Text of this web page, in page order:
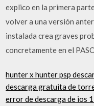
explico en la primera
volver a una versión
instalada crea graves
concretamente en el
hunter x hunter psp
descarga gratuita de
error de descarga de ios